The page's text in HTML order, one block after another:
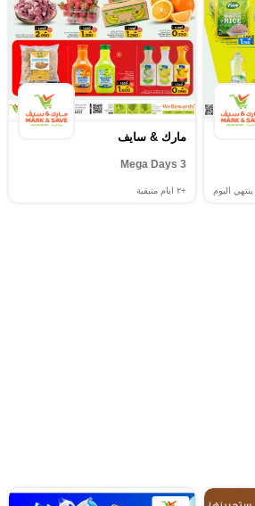
ينتهي اليوم
مارك & سايف
3 Mega Days
+٢ ايام متبقية